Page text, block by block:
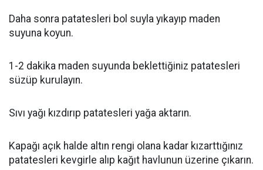
Daha sonra patatesleri bol suyla yıkayıp maden
suyuna koyun.
1-2 dakika maden suyunda beklettiğiniz patatesleri
süzüp kurulayın.
Sıvı yağı kızdırıp patatesleri yağa aktarın.
Kapağı açık halde altın rengi olana kadar kızarttığınız
patatesleri kevgirle alıp kağıt havlunun üzerine çıkarın.